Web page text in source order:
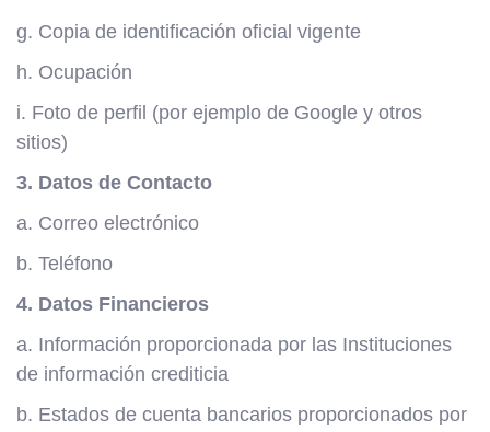
g. Copia de identificación oficial vigente
h. Ocupación
i. Foto de perfil (por ejemplo de Google y otros
sitios)
3. Datos de Contacto
a. Correo electrónico
b. Teléfono
4. Datos Financieros
a. Información proporcionada por las Instituciones
de información crediticia
b. Estados de cuenta bancarios proporcionados por